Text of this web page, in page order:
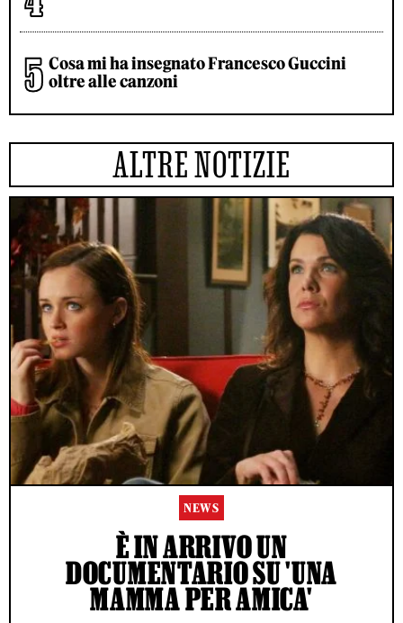
Cosa mi ha insegnato Francesco Guccini
oltre alle canzoni
ALTRE NOTIZIE
NEWS
È IN ARRIVO UN
DOCUMENTARIO SU 'UNA
MAMMA PER AMICA'